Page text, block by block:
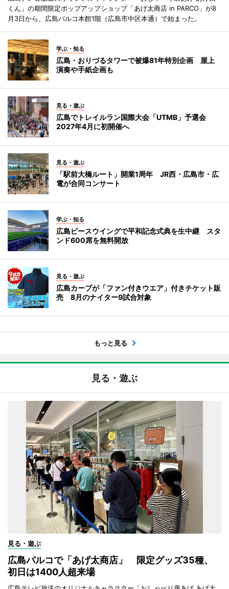
くん」の期間限定ポップアップショップ「あげ太商店 in PARCO」が8
月3日から、広島パルコ本館1階（広島市中区本通）で始まった。
学ぶ・知る
広島・おりづるタワーで被爆81年特別企画 屋上
演奏や手紙企画も
見る・遊ぶ
広島でトレイルラン国際大会「UTMB」予選会
2027年4月に初開催へ
見る・遊ぶ
「駅前大橋ルート」開業1周年 JR西・広島市・広
電が合同コンサート
学ぶ・知る
広島ピースウイングで平和記念式典を生中継 スタ
ンド600席を無料開放
見る・遊ぶ
広島カープが「ファン付きウエア」付きチケット販
売 8月のナイター9試合対象
もっと見る
見る・遊ぶ
見る・遊ぶ
広島パルコで「あげ太商店」 限定グッズ35種、
初日は1400人超来場